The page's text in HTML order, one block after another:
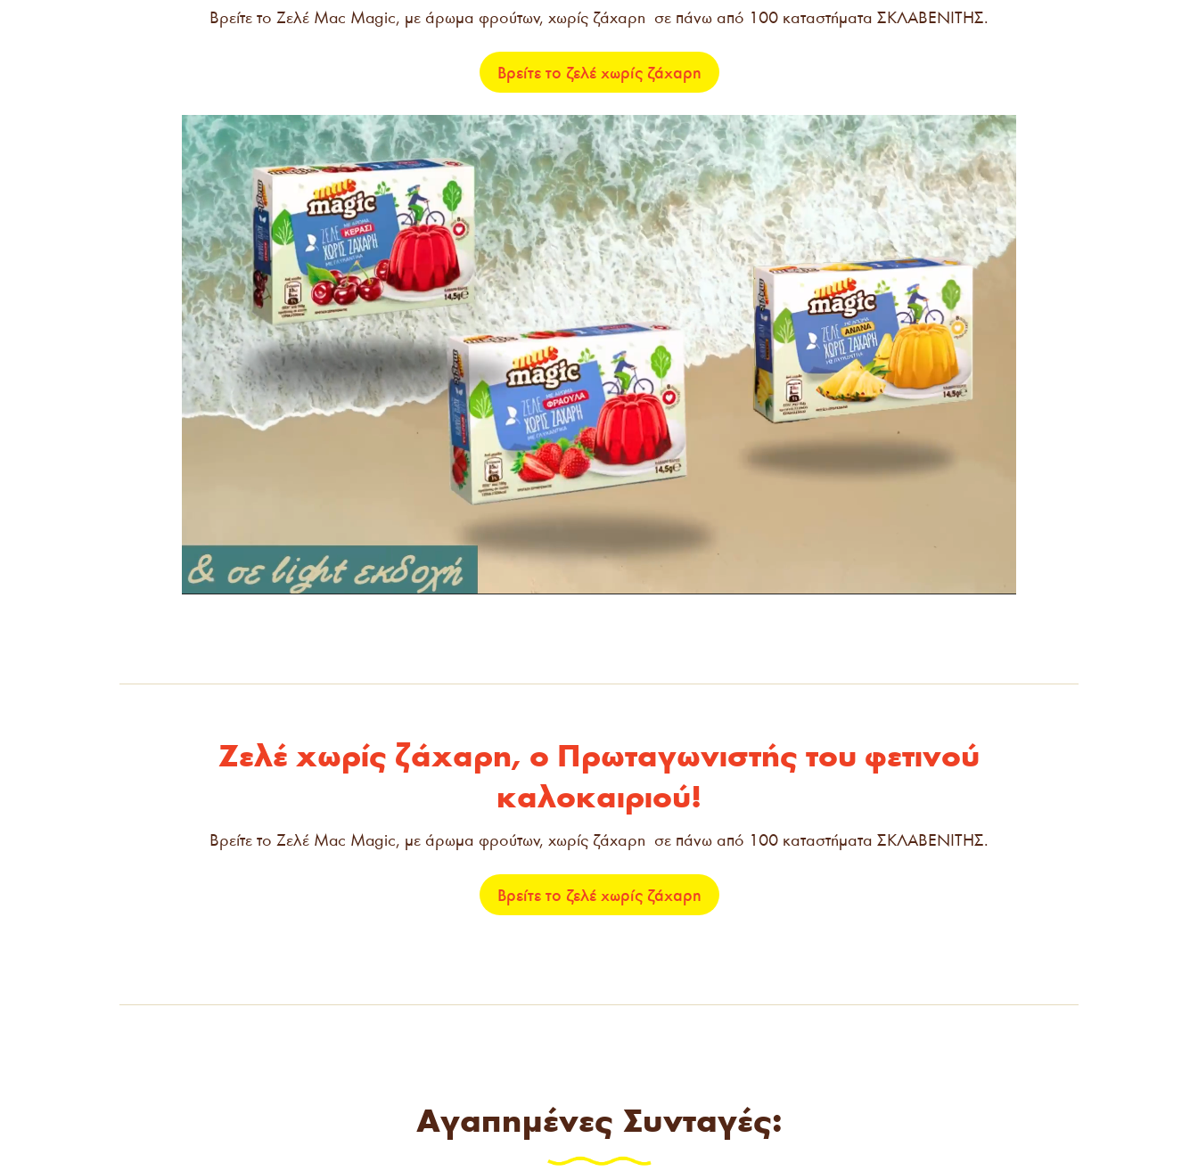
Βρείτε το Ζελέ Mac Magic, με άρωμα φρούτων, χωρίς ζάχαρη σε πάνω από 100 καταστήματα ΣΚΛΑΒΕΝΙΤΗΣ.
Βρείτε το ζελέ χωρίς ζάχαρη
Πρόγραμμα
Αναπαραγωγής
Βίντεο
Ζελέ χωρίς ζάχαρη, ο Πρωταγωνιστής του φετινού
καλοκαιριού!
Βρείτε το Ζελέ Mac Magic, με άρωμα φρούτων, χωρίς ζάχαρη σε πάνω από 100 καταστήματα ΣΚΛΑΒΕΝΙΤΗΣ.
Βρείτε το ζελέ χωρίς ζάχαρη
Αγαπηµένες Συνταγές: